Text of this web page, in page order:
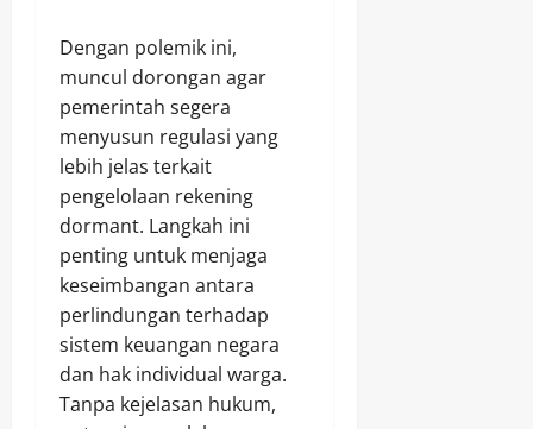
Dengan polemik ini,
muncul dorongan agar
pemerintah segera
menyusun regulasi yang
lebih jelas terkait
pengelolaan rekening
dormant. Langkah ini
penting untuk menjaga
keseimbangan antara
perlindungan terhadap
sistem keuangan negara
dan hak individual warga.
Tanpa kejelasan hukum,